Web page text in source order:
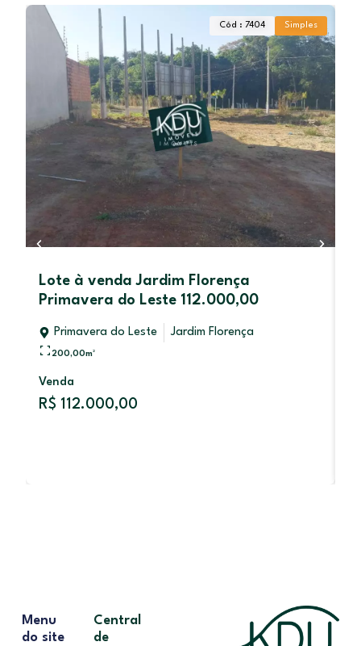
Cód : 7404 Simples
Lote à venda Jardim Florença
Primavera do Leste 112.000,00
Primavera do Leste Jardim Florença
200,00m²
Venda
R$ 112.000,00
Menu
do site
Central
de